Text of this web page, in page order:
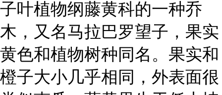
子叶植物纲藤黄科的一种乔
木，又名马拉巴罗望子，果实
黄色和植物树种同名。果实和
橙子大小几乎相同，外表面很